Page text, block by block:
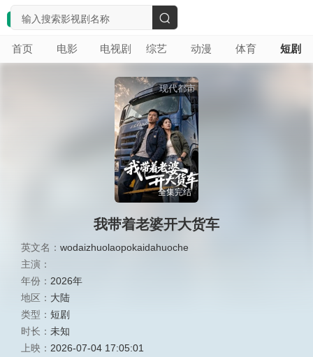
首页 电影 电视剧 综艺 动漫 体育 短剧
搜
索
现代都市
全集完结
我带着老婆开大货车
英文名： wodaizhuolaopokaidahuoche
主演：
年份： 2026年
地区： 大陆
类型： 短剧
时长： 未知
上映： 2026-07-04 17:05:01